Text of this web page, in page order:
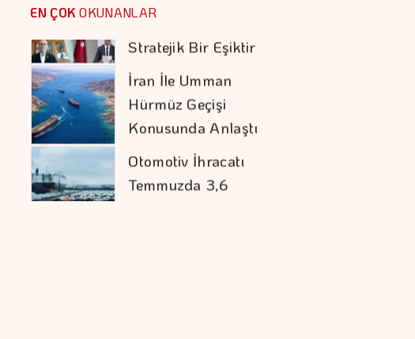
EN ÇOK OKUNANLARKonusunda Anlaştı
Otomotiv İhracatı
Temmuzda 3,6
Milyar Dolar Oldu
Koç Holding 1,7
Milyar Dolar
Kombine Yatırım